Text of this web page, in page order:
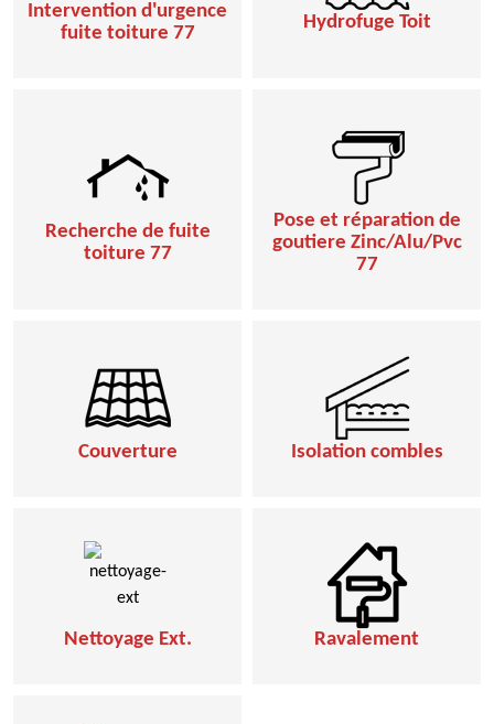
Intervention d'urgence
fuite toiture 77
Hydrofuge Toit
Recherche de fuite
toiture 77
Pose et réparation de
goutiere Zinc/Alu/Pvc
77
Couverture Isolation combles
Nettoyage Ext. Ravalement